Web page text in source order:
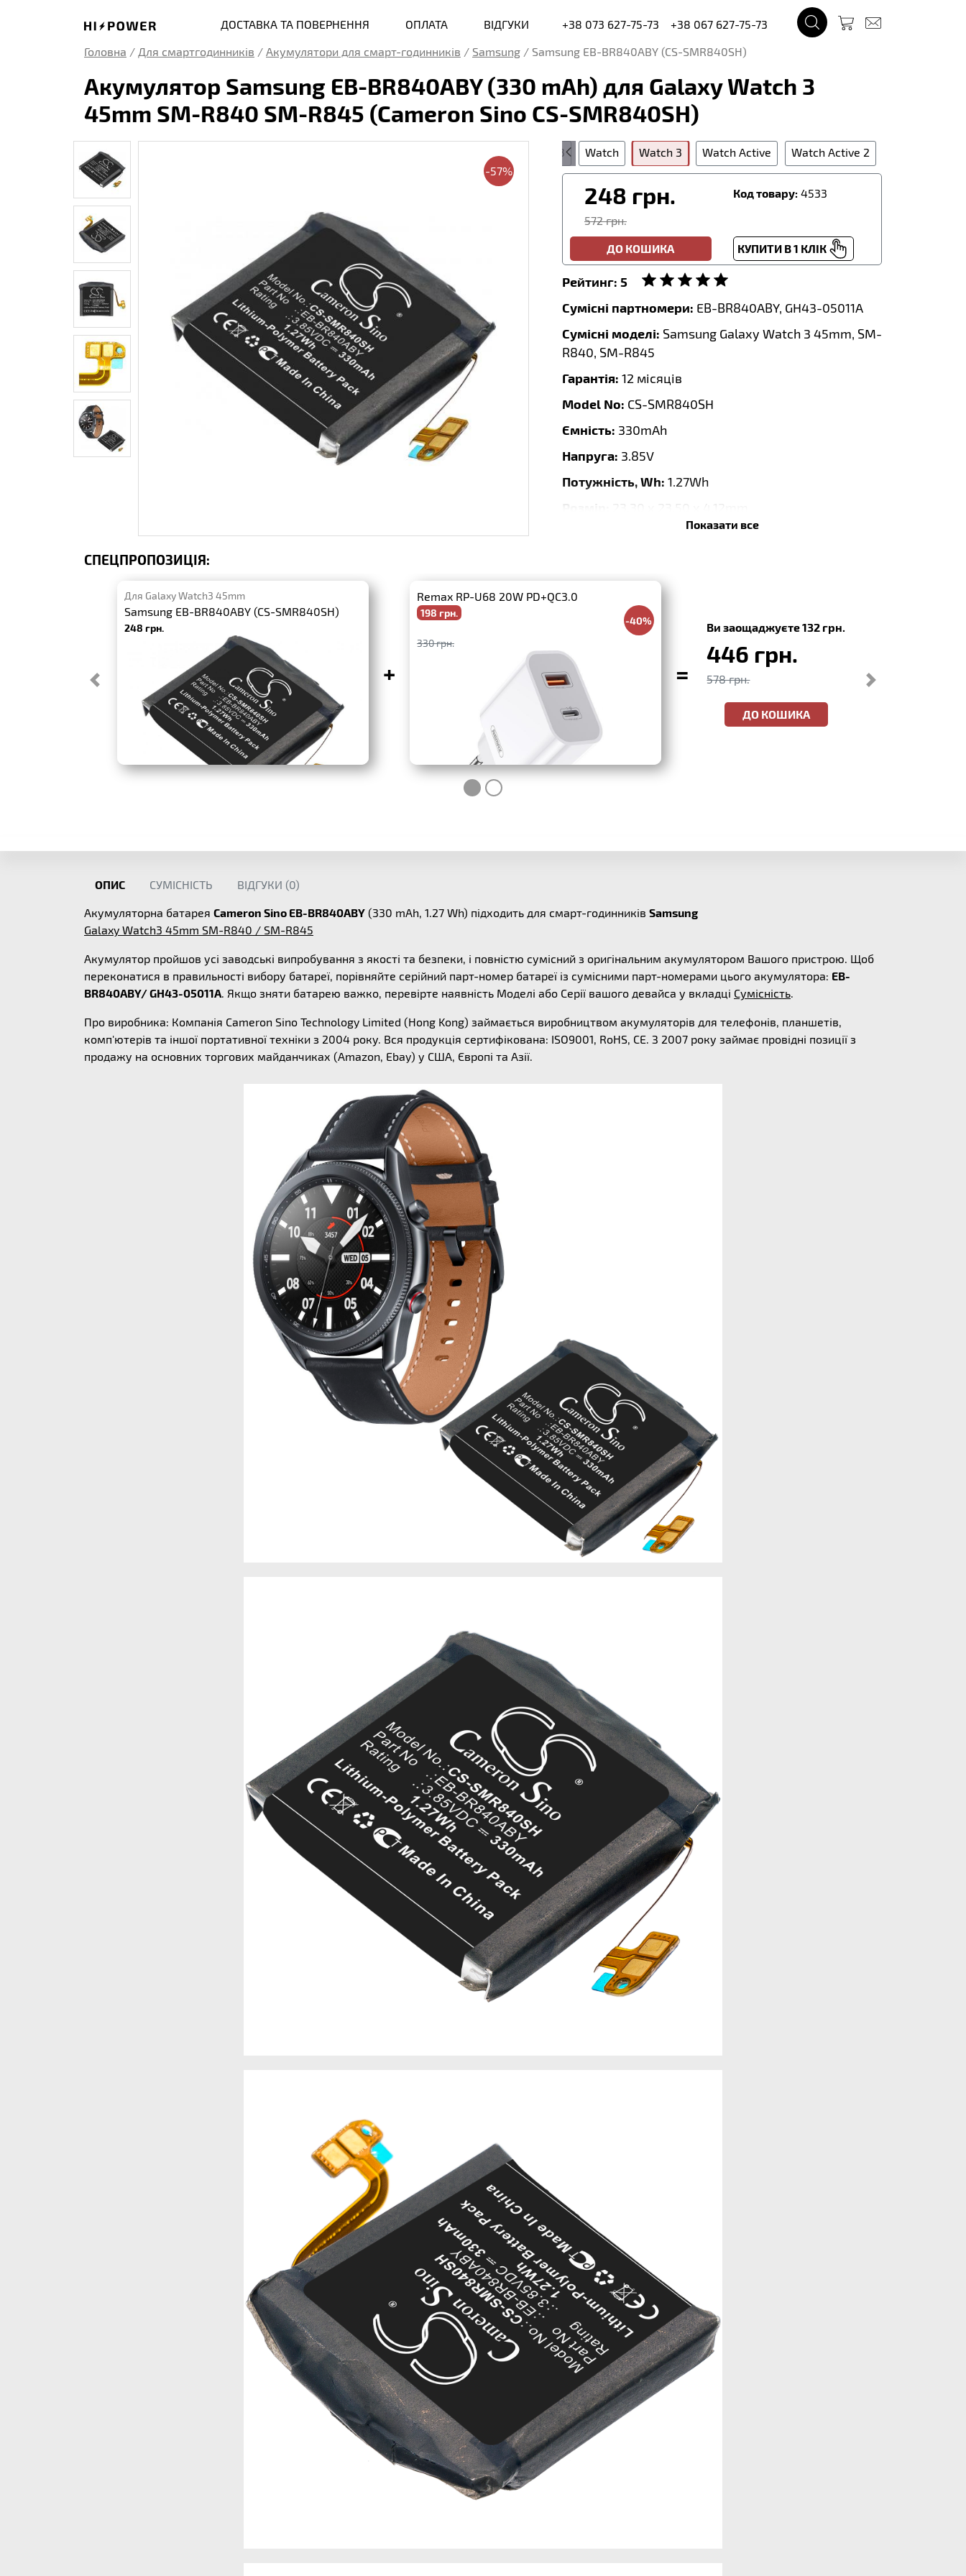
ДОСТАВКА ТА ПОВЕРНЕННЯ ОПЛАТА ВІДГУКИ +38 073 627-75-73
+38 067 627-75-73
Головна / Для смартгодинників / Акумулятори для смарт-годинників / Samsung / Samsung EB-BR840ABY (CS-SMR840SH)
Акумулятор Samsung EB-BR840ABY (330 mAh) для Galaxy Watch 3
45mm SM-R840 SM-R845 (Cameron Sino CS-SMR840SH)
-57%
Gear S3 Watch Watch 3 Watch Active Watch Active 2
248 грн.
572 грн.
Код товару: 4533
ДО КОШИКА КУПИТИ В 1 КЛІК
Рейтинг: 5
Сумісні партномери: EB-BR840ABY, GH43-05011A
Сумісні моделі: Samsung Galaxy Watch 3 45mm, SM-
R840, SM-R845
Гарантія: 12 місяців
Model No: CS-SMR840SH
Ємність: 330mAh
Напруга: 3.85V
Потужність, Wh: 1.27Wh
Cameron Sino
Показати все
СПЕЦПРОПОЗИЦІЯ:
Для Galaxy Watch3 45mm
Samsung EB-BR840ABY (CS-SMR840SH)
248 грн.
+
Remax RP-U68 20W PD+QC3.0
198 грн.
-40%
330 грн.
=
Ви заощаджуєте 132 грн.
446 грн.
578 грн.
ДО КОШИКА
ОПИС СУМІСНІСТЬ ВІДГУКИ (0)
Акумуляторна батарея Cameron Sino EB-BR840ABY (330 mAh, 1.27 Wh) підходить для смарт-годинників Samsung
Galaxy Watch3 45mm SM-R840 / SM-R845
Акумулятор пройшов усі заводські випробування з якості та безпеки, і повністю сумісний з оригінальним акумулятором Вашого пристрою. Щоб
переконатися в правильності вибору батареї, порівняйте серійний парт-номер батареї із сумісними парт-номерами цього акумулятора: EB-
BR840ABY/ GH43-05011A. Якщо зняти батарею важко, перевірте наявність Моделі або Серії вашого девайса у вкладці Сумісність.
Про виробника: Компанія Cameron Sino Technology Limited (Hong Kong) займається виробництвом акумуляторів для телефонів, планшетів,
комп'ютерів та іншої портативної техніки з 2004 року. Вся продукція сертифікована: ISO9001, RoHS, CE. З 2007 року займає провідні позиції з
продажу на основних торгових майданчиках (Amazon, Ebay) у США, Європі та Азії.